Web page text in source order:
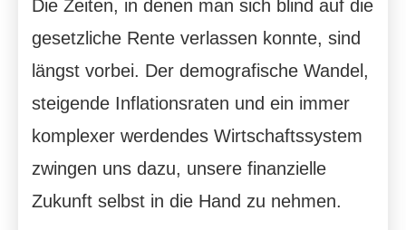
Die Zeiten, in denen man sich blind auf die
gesetzliche Rente verlassen konnte, sind
längst vorbei. Der demografische Wandel,
steigende Inflationsraten und ein immer
komplexer werdendes Wirtschaftssystem
zwingen uns dazu, unsere finanzielle
Zukunft selbst in die Hand zu nehmen.